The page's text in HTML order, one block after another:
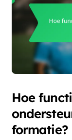
Hoe
formatie?